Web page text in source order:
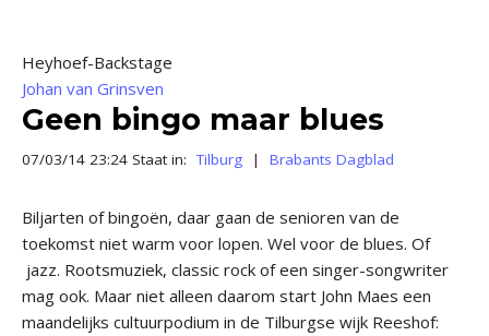
Heyhoef-Backstage
Johan van Grinsven
Geen bingo maar blues
07/03/14 23:24 Staat in: Tilburg | Brabants Dagblad
Biljarten of bingoën, daar gaan de senioren van de
toekomst niet warm voor lopen. Wel voor de blues. Of
jazz. Rootsmuziek, classic rock of een singer-songwriter
mag ook. Maar niet alleen daarom start John Maes een
maandelijks cultuurpodium in de Tilburgse wijk Reeshof: